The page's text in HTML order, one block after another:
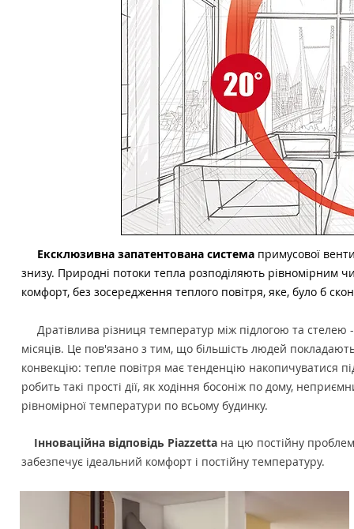
Ексклюзивна запатентована система примусової
знизу. Природні потоки тепла розподіляють рівномірним
комфорт, без зосередження теплого повітря, яке, було б
Дратівлива різниця температур між підлогою та
місяців. Це пов'язано з тим, що більшість людей
конвекцію: тепле повітря має тенденцію накопичуватися
робить такі прості дії, як ходіння босоніж по дому,
рівномірної температури по всьому будинку.
Інноваційна відповідь Piazzetta на цю постійну
забезпечує ідеальний комфорт і постійну температуру.